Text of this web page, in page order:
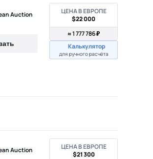
Auction
ЦЕНА В ЕВРОПЕ
$22 000
≈ 1 777 786 ₽
Калькулятор
для ручного расчёта
Auction
ЦЕНА В ЕВРОПЕ
$21 300